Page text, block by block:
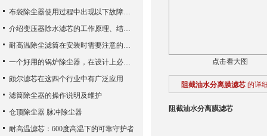
点击看大图
阻截油水分离膜滤芯 的详
阻截油水分离膜滤芯
布袋除尘器使用过程中出现以下故障要怎么应对？
介绍变压器除水滤芯的工作原理、结构及优点
耐高温除尘滤筒在安装时需要注意的事项
一个好用的锅炉除尘器，在设计上必须满足这八个要求
颇尔滤芯在这四个行业中有广泛应用
滤筒除尘器的操作说明及维护
仓顶除尘器 脉冲除尘器
耐高温滤芯：600度高温下的可靠守护者